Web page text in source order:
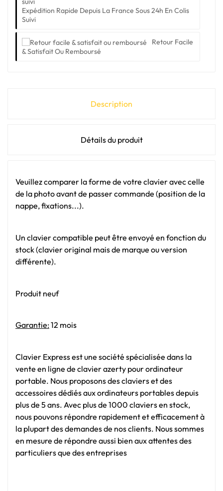
Expédition Rapide Depuis La France Sous 24h En Colis
Suivi
Retour Facile
& Satisfait Ou Remboursé
Description
Détails du produit
Veuillez comparer la forme de votre clavier avec celle
de la photo avant de passer commande (position de la
nappe, fixations...).
Un clavier compatible peut être envoyé en fonction du
stock (clavier original mais de marque ou version
différente).
Produit neuf
Garantie:12 mois
Clavier Express est une société spécialisée dans la
vente en ligne de clavier azerty pour ordinateur
portable. Nous proposons des claviers et des
accessoires dédiés aux ordinateurs portables depuis
plus de 5 ans. Avec plus de 1000 claviers en stock,
nous pouvons répondre rapidement et efficacement à
la plupart des demandes de nos clients. Nous sommes
en mesure de répondre aussi bien aux attentes des
particuliers que des entreprises